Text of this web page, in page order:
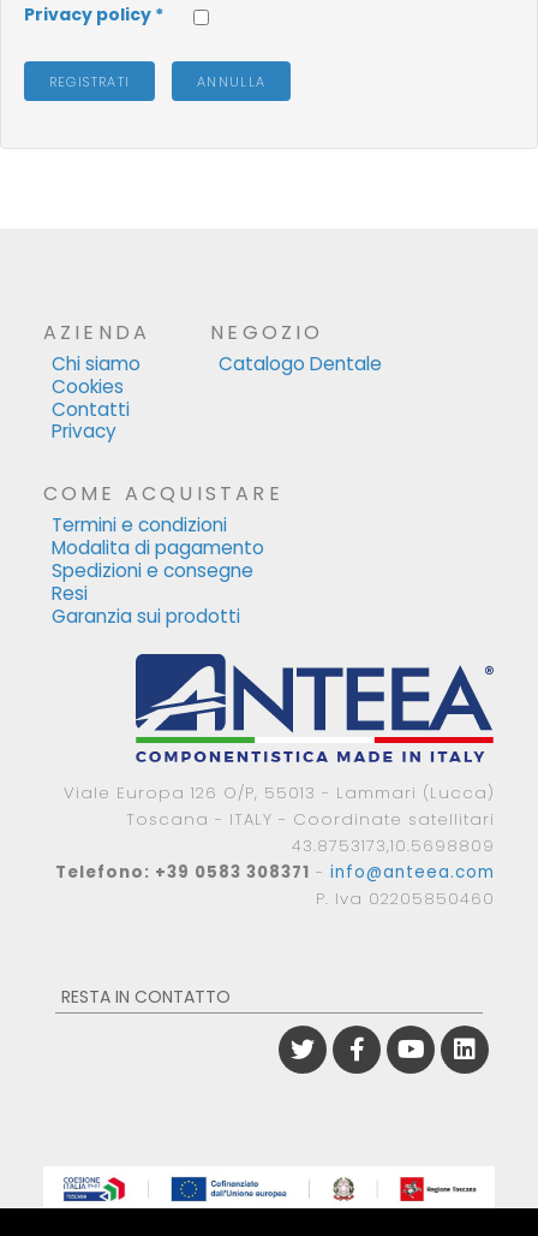
Privacy policy *
REGISTRATI ANNULLA
AZIENDA
Chi siamo
Cookies
Contatti
Privacy
NEGOZIO
Catalogo Dentale
COME ACQUISTARE
Termini e condizioni
Modalita di pagamento
Spedizioni e consegne
Resi
Garanzia sui prodotti
Viale Europa 126 O/P, 55013 - Lammari (Lucca)
Toscana - ITALY - Coordinate satellitari
43.8753173,10.5698809
Telefono: +39 0583 308371 -info@anteea.com
P. Iva 02205850460
RESTA IN CONTATTO